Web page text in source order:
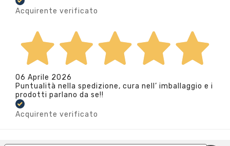
Acquirente verificato
06 Aprile 2026
Puntualità nella spedizione, cura nell’ imballaggio e i
prodotti parlano da se!!
Acquirente verificato